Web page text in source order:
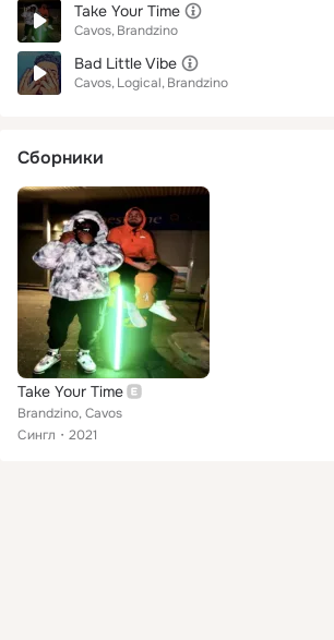
Take Your Time
Cavos Brandzino
Bad Little Vibe
Cavos Logical Brandzino
Сборники
Take Your Time
Brandzino, Cavos
Сингл
2021